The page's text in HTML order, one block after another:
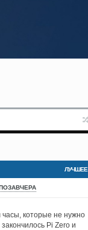
ЛУЧШЕЕ
часы, которые не нужно
Pi Zero и